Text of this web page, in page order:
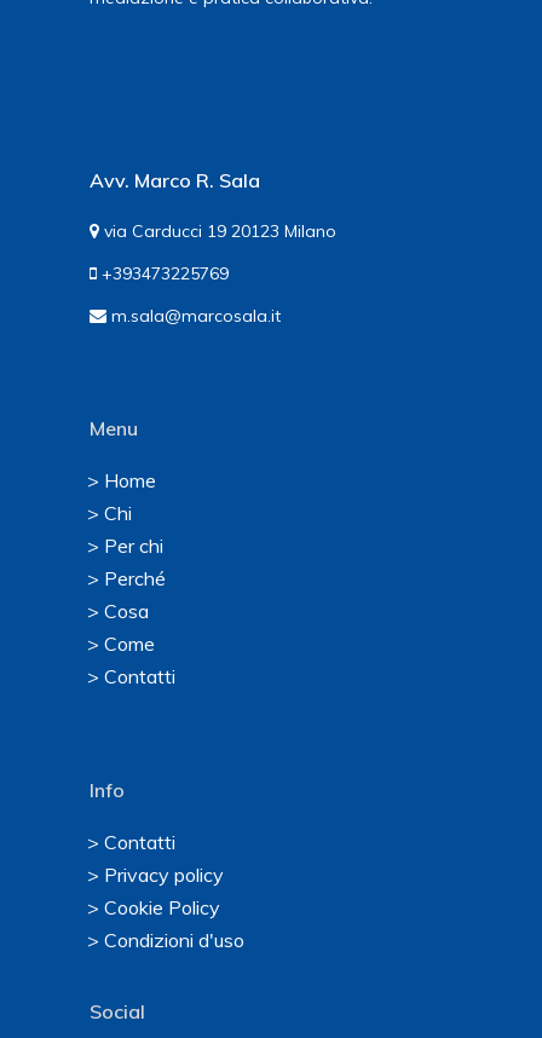
Avv. Marco R. Sala
via Carducci 19 20123 Milano
+393473225769
m.sala@marcosala.it
Menu
> Home
> Chi
> Per chi
> Perché
> Cosa
> Come
> Contatti
Info
> Contatti
> Privacy policy
> Cookie Policy
> Condizioni d'uso
Social